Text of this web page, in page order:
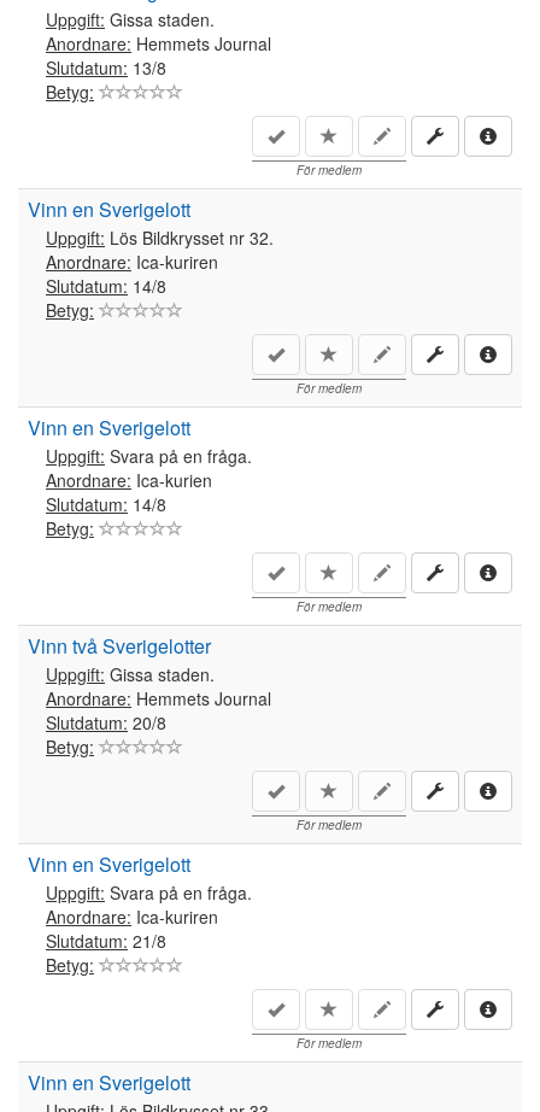
Uppgift: Gissa staden.
Anordnare: Hemmets Journal
Slutdatum: 13/8
Betyg:
För medlem
Vinn en Sverigelott
Uppgift: Lös Bildkrysset nr 32.
Anordnare: Ica-kuriren
Slutdatum: 14/8
Betyg:
För medlem
Vinn en Sverigelott
Uppgift: Svara på en fråga.
Anordnare: Ica-kurien
Slutdatum: 14/8
Betyg:
För medlem
Vinn två Sverigelotter
Uppgift: Gissa staden.
Anordnare: Hemmets Journal
Slutdatum: 20/8
Betyg:
För medlem
Vinn en Sverigelott
Uppgift: Svara på en fråga.
Anordnare: Ica-kuriren
Slutdatum: 21/8
Betyg:
För medlem
Vinn en Sverigelott